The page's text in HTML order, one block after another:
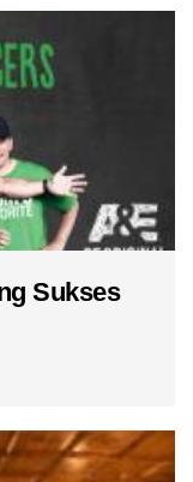
Sukses